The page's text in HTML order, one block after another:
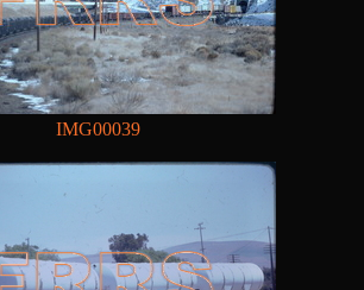
IMG00039